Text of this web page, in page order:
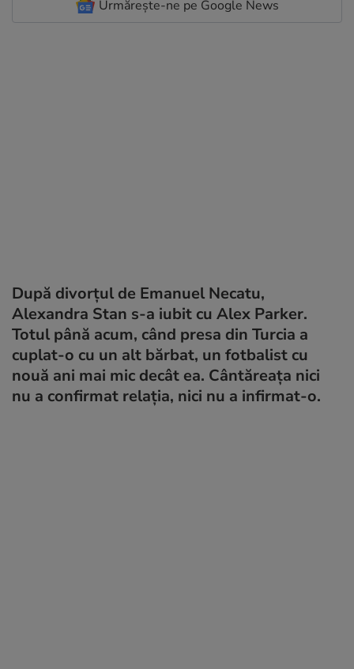
Urmărește-ne pe Google News
După divorțul de Emanuel Necatu,
Alexandra Stan s-a iubit cu Alex Parker.
Totul până acum, când presa din Turcia a
cuplat-o cu un alt bărbat, un fotbalist cu
nouă ani mai mic decât ea. Cântăreața nici
nu a confirmat relația, nici nu a infirmat-o.